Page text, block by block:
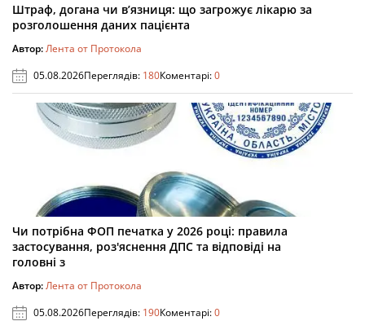
Штраф, догана чи в’язниця: що загрожує лікарю за
розголошення даних пацієнта
Автор:Лента от Протокола
05.08.2026Переглядів: 180Коментарі:0
Чи потрібна ФОП печатка у 2026 році: правила
застосування, роз'яснення ДПС та відповіді на
головні з
Автор:Лента от Протокола
05.08.2026Переглядів: 190Коментарі:0